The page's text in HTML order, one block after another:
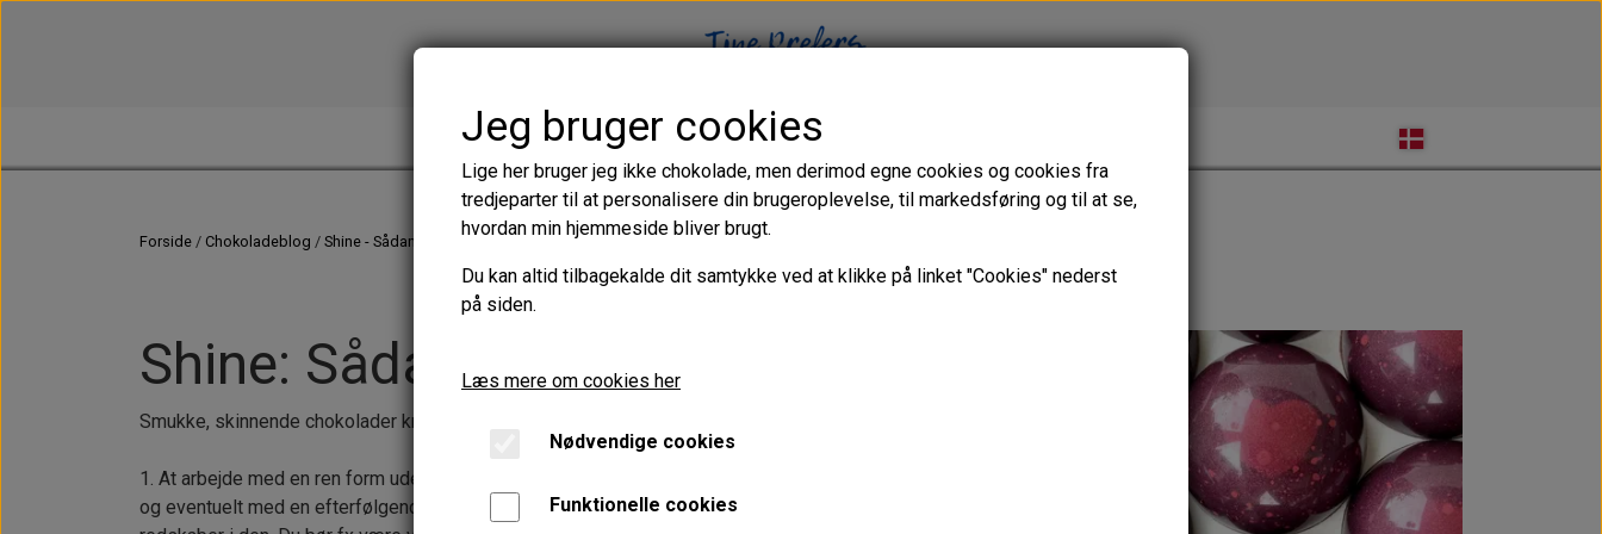
WEBSHOP CHOKOLADEBLOG
Forside Chokoladeblog Shine - Sådan her!
Shine: Sådan her!
Smukke, skinnende chokolader kræver tre ting:
1. At arbejde med en ren form uden ridser. En ren form opnås bedst ved at vaske den med varmt vand og sæbe
og eventuelt med en efterfølgende tur i opvaskemaskinen. En form kan blive ridset, hvis man bruger skarpe
Jeg bruger cookies
Lige her bruger jeg ikke chokolade, men derimod egne cookies og cookies fra
tredjeparter til at personalisere din brugeroplevelse, til markedsføring og til at se,
hvordan min hjemmeside bliver brugt.
Du kan altid tilbagekalde dit samtykke ved at klikke på linket "Cookies" nederst
på siden.
Læs mere om cookies her
Nødvendige cookies
Funktionelle cookies